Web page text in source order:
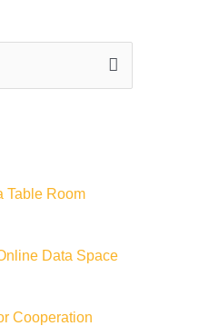
Table Room
Data Space
Cooperation